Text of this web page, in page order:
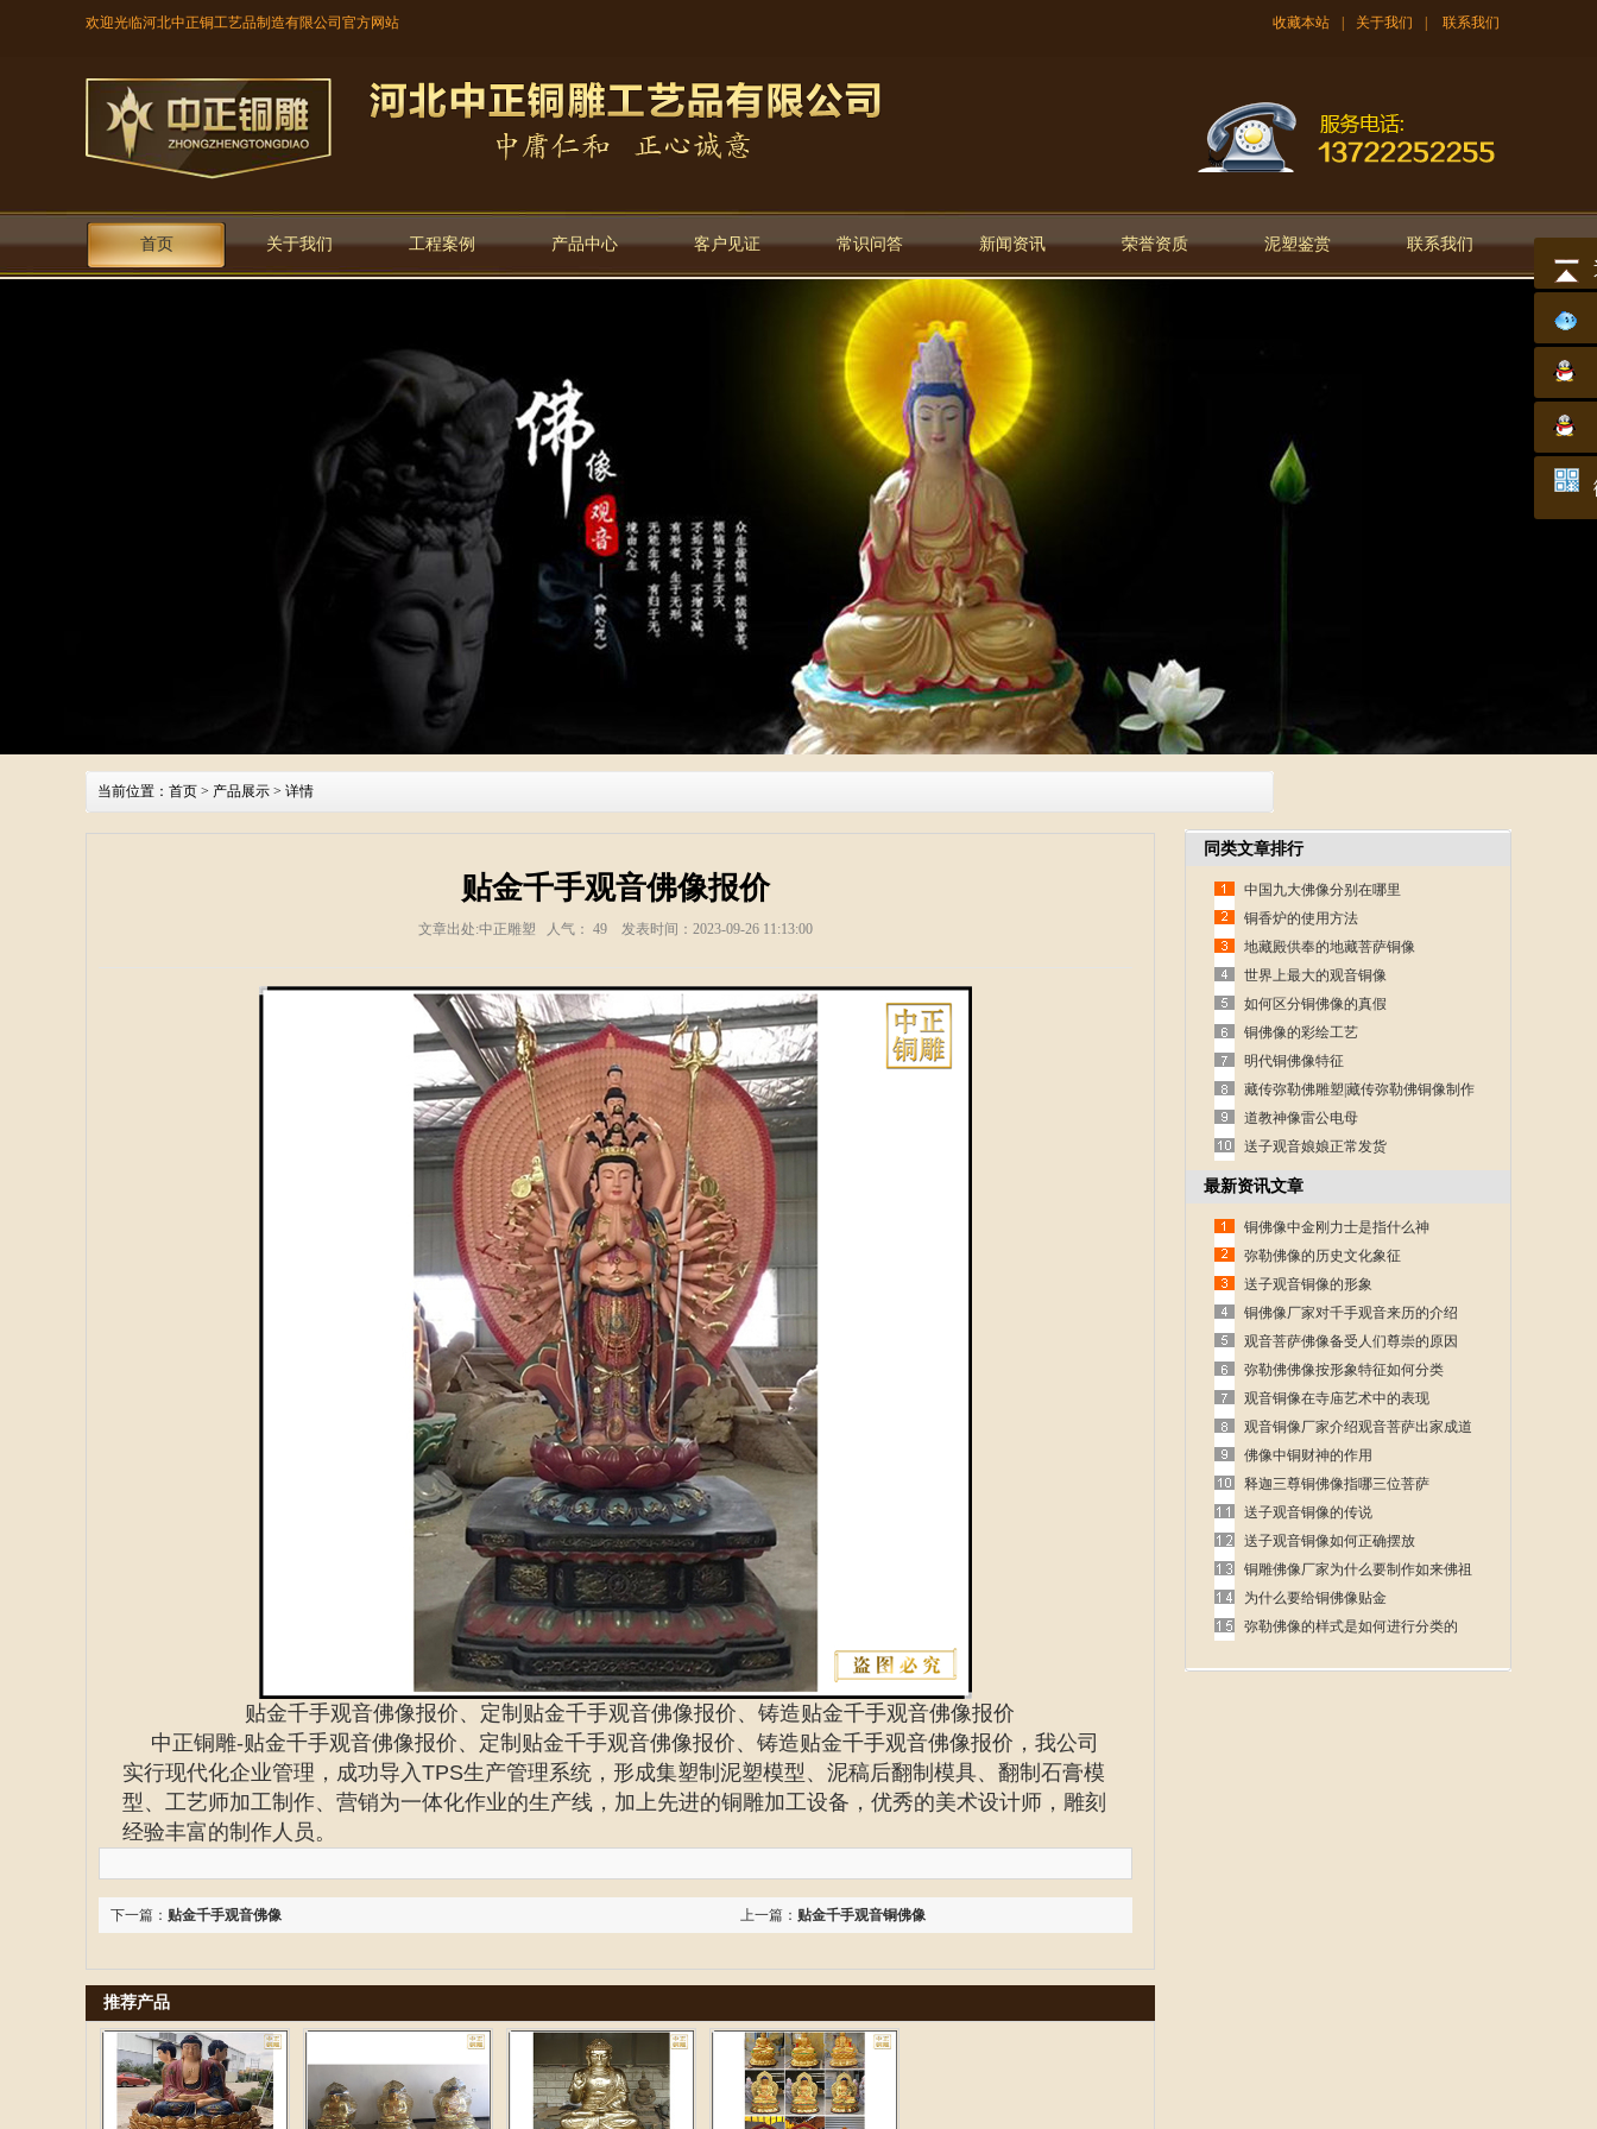
欢迎光临河北中正铜工艺品制造有限公司官方网站 收藏本站 关于我们 联系我们
首页 关于我们 工程案例 产品中心 客户见证 常识问答 新闻资讯 荣誉资质 泥塑鉴赏 联系我们
当前位置： 首页 > 产品展示 > 详情
贴金千手观音佛像报价
文章出处:中正雕塑 人气： 49 发表时间：2023-09-26 11:13:00
贴金千手观音佛像报价、定制贴金千手观音佛像报价、铸造贴金千手观音佛像报价
中正铜雕-贴金千手观音佛像报价、定制贴金千手观音佛像报价、铸造贴金千手观音佛像报价 ，我公司
实行现代化企业管理，成功导入TPS生产管理系统，形成集塑制泥塑模型、泥稿后翻制模具、翻制石膏模
型、工艺师加工制作、营销为一体化作业的生产线，加上先进的铜雕加工设备，优秀的美术设计师，雕刻
经验丰富的制作人员。
上一篇： 贴金千手观音铜佛像
下一篇： 贴金千手观音佛像
推荐产品
同类文章排行
中国九大佛像分别在哪里
铜香炉的使用方法
地藏殿供奉的地藏菩萨铜像
世界上最大的观音铜像
如何区分铜佛像的真假
铜佛像的彩绘工艺
明代铜佛像特征
藏传弥勒佛雕塑|藏传弥勒佛铜像制作
道教神像雷公电母
送子观音娘娘正常发货
最新资讯文章
铜佛像中金刚力士是指什么神
弥勒佛像的历史文化象征
送子观音铜像的形象
铜佛像厂家对千手观音来历的介绍
观音菩萨佛像备受人们尊崇的原因
弥勒佛佛像按形象特征如何分类
观音铜像在寺庙艺术中的表现
观音铜像厂家介绍观音菩萨出家成道
的故事
佛像中铜财神的作用
释迦三尊铜佛像指哪三位菩萨
送子观音铜像的传说
送子观音铜像如何正确摆放
铜雕佛像厂家为什么要制作如来佛祖
呢
为什么要给铜佛像贴金
弥勒佛像的样式是如何进行分类的